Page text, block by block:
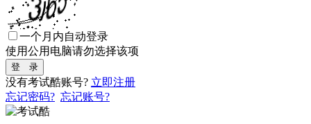
一个月内自动登录
使用公用电脑请勿选择该项
登 录
没有考试酷账号? 立即注册
忘记密码? 忘记账号?